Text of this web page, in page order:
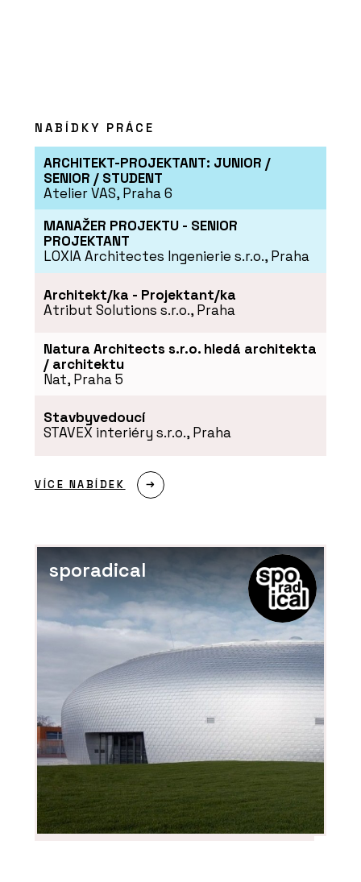
NABÍDKY PRÁCE
ARCHITEKT-PROJEKTANT: JUNIOR /
SENIOR / STUDENT
Atelier VAS, Praha 6
MANAŽER PROJEKTU - SENIOR
PROJEKTANT
LOXIA Architectes Ingenierie s.r.o., Praha
Architekt/ka - Projektant/ka
Atribut Solutions s.r.o., Praha
Natura Architects s.r.o. hledá architekta
/ architektu
Nat, Praha 5
Stavbyvedoucí
STAVEX interiéry s.r.o., Praha
VÍCE NABÍDEK
sporadical